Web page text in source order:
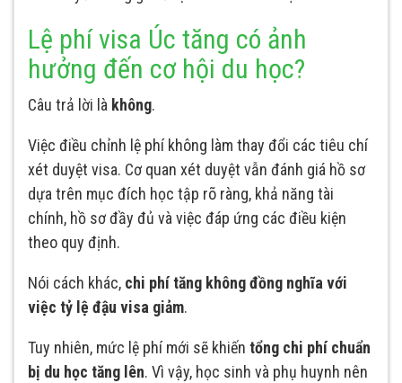
Lệ phí visa Úc tăng có ảnh
hưởng đến cơ hội du học?
Câu trả lời là không.
Việc điều chỉnh lệ phí không làm thay đổi các tiêu chí
xét duyệt visa. Cơ quan xét duyệt vẫn đánh giá hồ sơ
dựa trên mục đích học tập rõ ràng, khả năng tài
chính, hồ sơ đầy đủ và việc đáp ứng các điều kiện
theo quy định.
Nói cách khác, chi phí tăng không đồng nghĩa với
việc tỷ lệ đậu visa giảm.
Tuy nhiên, mức lệ phí mới sẽ khiến tổng chi phí chuẩn
bị du học tăng lên. Vì vậy, học sinh và phụ huynh nên